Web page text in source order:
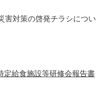
害対策の啓発チラシについ
定給食施設等研修会報告書